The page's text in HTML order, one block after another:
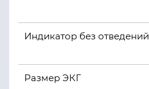
Индикатор без отведений
Размер ЭКГ